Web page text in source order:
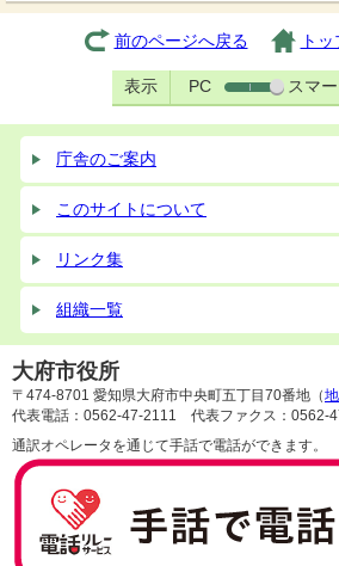
前のページへ戻る ト
表示 PC スマ
庁舎のご案内
このサイトについて
リンク集
組織一覧
大府市役所
〒474-8701 愛知県大府市中央町五丁目70番地（
代表電話：0562-47-2111 代表ファクス：0562-
通訳オペレータを通じて手話で電話ができます。